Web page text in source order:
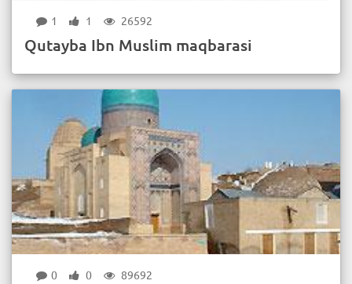
1 1 26592
Qutayba Ibn Muslim maqbarasi
0 0 89692